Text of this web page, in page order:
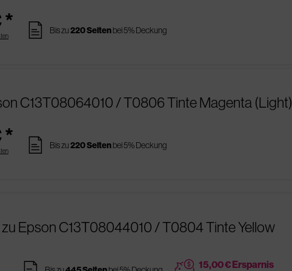
* pages Bis zu220 Seitenbei 5% Deckung
C13T08064010 / T0806 Tinte Magenta (Light)
* pages Bis zu220 Seitenbei 5% Deckung
Epson C13T08044010 / T0804 Tinte Yellow
15,00 € Ersparnis